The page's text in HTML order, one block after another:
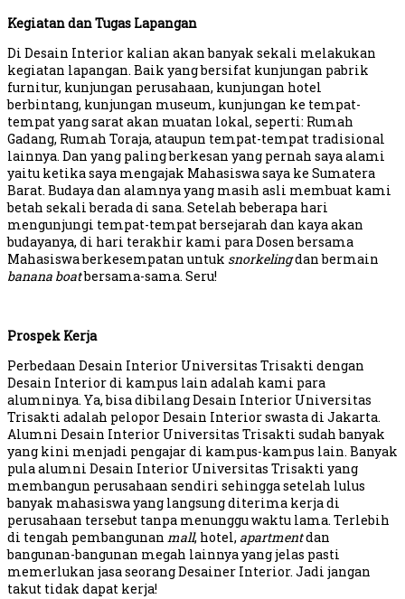
Kegiatan dan Tugas Lapangan
Di Desain Interior kalian akan banyak sekali melakukan
kegiatan lapangan. Baik yang bersifat kunjungan pabrik
furnitur, kunjungan perusahaan, kunjungan hotel
berbintang, kunjungan museum, kunjungan ke tempat-
tempat yang sarat akan muatan lokal, seperti: Rumah
Gadang, Rumah Toraja, ataupun tempat-tempat tradisional
lainnya. Dan yang paling berkesan yang pernah saya alami
yaitu ketika saya mengajak Mahasiswa saya ke Sumatera
Barat. Budaya dan alamnya yang masih asli membuat kami
betah sekali berada di sana. Setelah beberapa hari
mengunjungi tempat-tempat bersejarah dan kaya akan
budayanya, di hari terakhir kami para Dosen bersama
Mahasiswa berkesempatan untuk snorkelingdan bermain
banana boatbersama-sama. Seru!
Prospek Kerja
Perbedaan Desain Interior Universitas Trisakti dengan
Desain Interior di kampus lain adalah kami para
alumninya. Ya, bisa dibilang Desain Interior Universitas
Trisakti adalah pelopor Desain Interior swasta di Jakarta.
Alumni Desain Interior Universitas Trisakti sudah banyak
yang kini menjadi pengajar di kampus-kampus lain. Banyak
pula alumni Desain Interior Universitas Trisakti yang
membangun perusahaan sendiri sehingga setelah lulus
banyak mahasiswa yang langsung diterima kerja di
perusahaan tersebut tanpa menunggu waktu lama. Terlebih
di tengah pembangunan mall, hotel, apartmentdan
bangunan-bangunan megah lainnya yang jelas pasti
memerlukan jasa seorang Desainer Interior. Jadi jangan
takut tidak dapat kerja!